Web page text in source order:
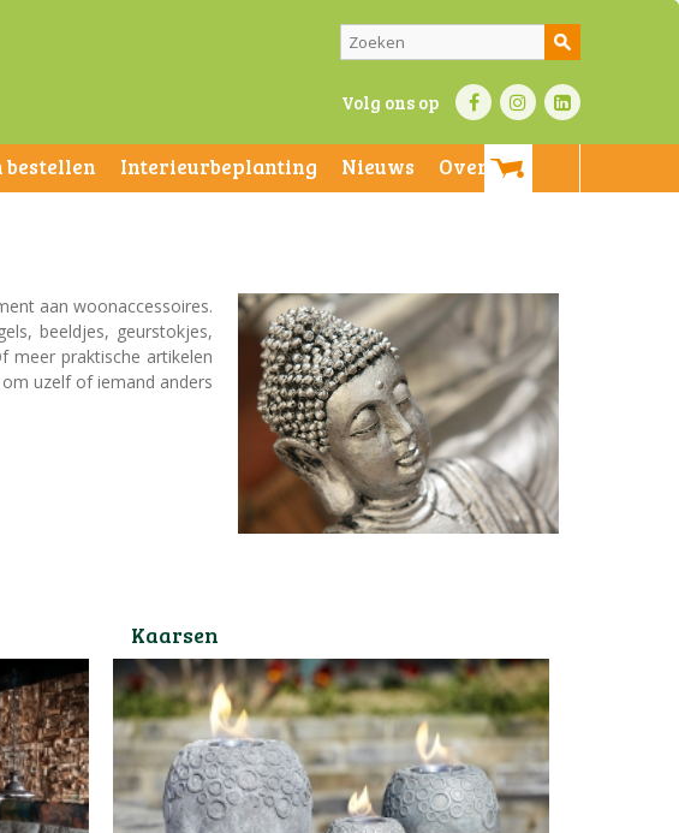
Volg ons op
bestellen Interieurbeplanting Nieuws
Over ons
aan woonaccessoires.
beeldjes, geurstokjes,
meer praktische artikelen
uzelf of iemand anders
Kaarsen